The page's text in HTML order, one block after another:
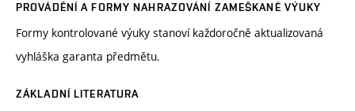
PROVÁDĚNÍ A FORMY NAHRAZOVÁNÍ ZAMEŠKANÉ VÝUKY
Formy kontrolované výuky stanoví každoročně aktualizovaná
vyhláška garanta předmětu.
ZÁKLADNÍ LITERATURA